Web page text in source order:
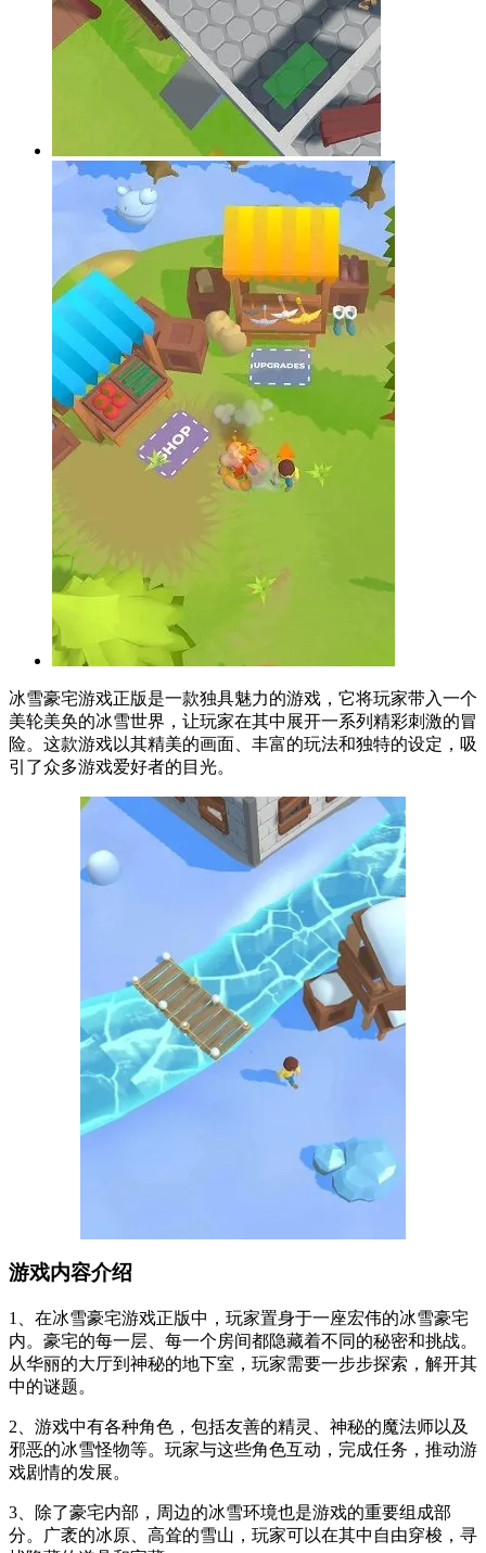
冰雪豪宅游戏正版是一款独具魅力的游戏，它将玩家带入一个
美轮美奂的冰雪世界，让玩家在其中展开一系列精彩刺激的冒
险。这款游戏以其精美的画面、丰富的玩法和独特的设定，吸
引了众多游戏爱好者的目光。
游戏内容介绍
1、在冰雪豪宅游戏正版中，玩家置身于一座宏伟的冰雪豪宅
内。豪宅的每一层、每一个房间都隐藏着不同的秘密和挑战。
从华丽的大厅到神秘的地下室，玩家需要一步步探索，解开其
中的谜题。
2、游戏中有各种角色，包括友善的精灵、神秘的魔法师以及
邪恶的冰雪怪物等。玩家与这些角色互动，完成任务，推动游
戏剧情的发展。
3、除了豪宅内部，周边的冰雪环境也是游戏的重要组成部
分。广袤的冰原、高耸的雪山，玩家可以在其中自由穿梭，寻